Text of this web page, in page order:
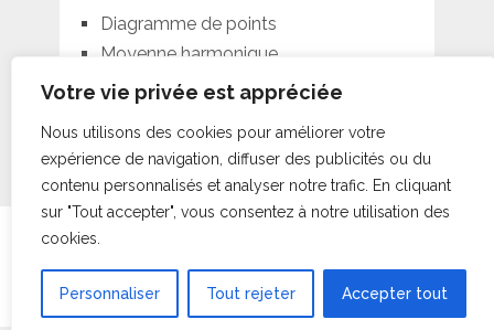
Votre vie privée est appréciée
Nous utilisons des cookies pour améliorer votre
expérience de navigation, diffuser des publicités ou du
contenu personnalisés et analyser notre trafic. En cliquant
sur "Tout accepter", vous consentez à notre utilisation des
cookies.
Personnaliser Tout rejeter Accepter tout
Diagramme de points
Moyenne harmonique
Moyenne géométrique
Moyenne pondérée
Statorials
Conditions d’Utilisation•À Propos•Contact|Retour au
sommet ↑